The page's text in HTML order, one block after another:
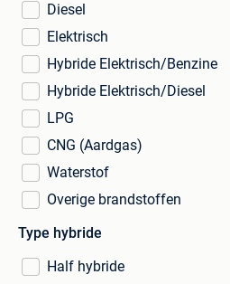
Diesel
Elektrisch
Hybride Elektrisch/Benzine
Hybride Elektrisch/Diesel
LPG
CNG (Aardgas)
Waterstof
Overige brandstoffen
Type hybride
Half hybride